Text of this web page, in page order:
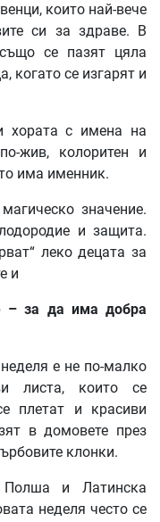
които най-вече
си за здраве. В
се пазят цяла
когато се изгарят и
хората с имена на
жив, колоритен и
има именник.
значение.
и защита.
леко децата за
и
–за да има добра
е не по-малко
листа, които се
плетат и красиви
в домовете през
клонки.
и Латинска
неделя често се